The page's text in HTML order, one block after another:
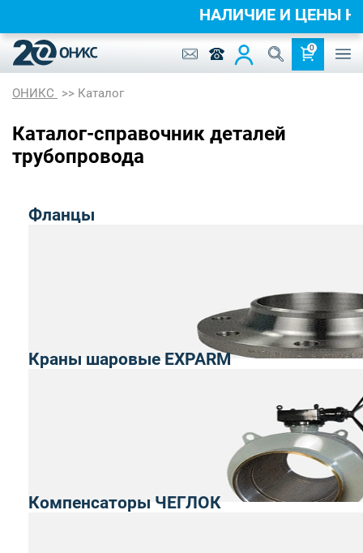
0
ОНИКС Каталог
Каталог-справочник деталей
трубопровода
Фланцы
Краны шаровые EXPARM
Компенсаторы ЧЕГЛОК
НАЛИЧИЕ И